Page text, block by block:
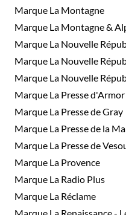
Marque La Montagne
Marque La Montagne &
Marque La Nouvelle
Marque La Nouvelle
Marque La Nouvelle
Marque La Presse d'Armor
Marque La Presse de Gray
Marque La Presse de la
Marque La Presse de
Marque La Provence
Marque La Radio Plus
Marque La Réclame